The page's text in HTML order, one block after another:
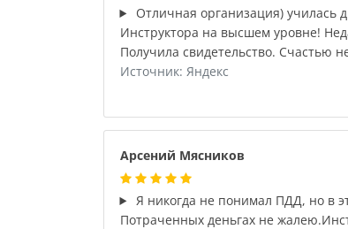
Отличная организация) училась
Инструктора на высшем уровне!
Получила свидетельство. Счастью
Источник: Яндекс
Арсений Мясников
Я никогда не понимал ПДД, но в
Потраченных деньгах не